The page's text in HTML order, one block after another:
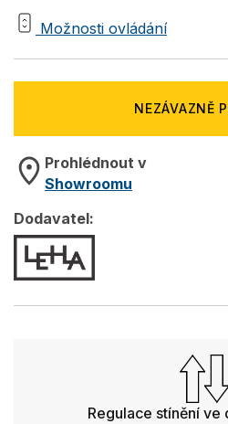
Možnosti ovládání
NEZÁVAZNĚ
Prohlédnout v
Showroomu
Dodavatel:
Regulace stínění ve